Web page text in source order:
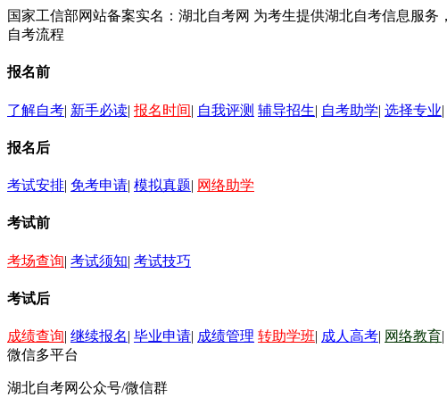
国家工信部网站备案实名：湖北自考网 为考生提供湖北自考信息服务
自考流程
报名前
了解自考| 新手必读| 报名时间| 自我评测 辅导招生| 自考助学| 选择专业|
报名后
考试安排| 免考申请| 模拟真题| 网络助学
考试前
考场查询| 考试须知| 考试技巧
考试后
成绩查询| 继续报名| 毕业申请| 成绩管理 转助学班| 成人高考| 网络教育|
微信多平台
湖北自考网公众号/微信群